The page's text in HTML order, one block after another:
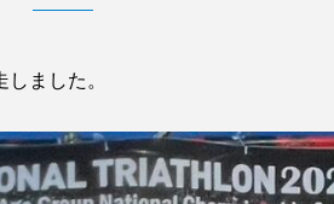
ました。